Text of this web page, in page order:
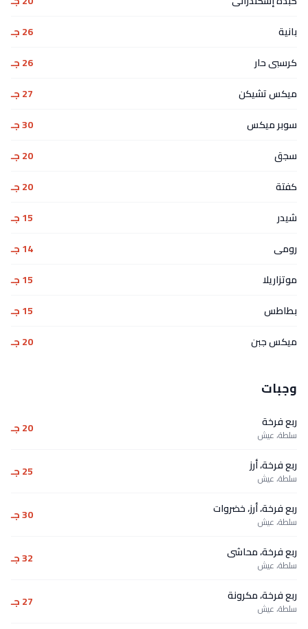
بانية
26 جـ
كرسبى حار
26 جـ
ميكس تشيكن
27 جـ
سوبر ميكس
30 جـ
سجق
20 جـ
كفتة
20 جـ
شيدر
15 جـ
رومى
14 جـ
موتزاريلا
15 جـ
بطاطس
15 جـ
ميكس جبن
20 جـ
وجبات
ربع فرخة
سلطة، عيش 20 جـ
ربع فرخة، أرز
سلطة، عيش 25 جـ
ربع فرخة، أرز، خضروات
سلطة، عيش 30 جـ
ربع فرخة، محاشى
سلطة، عيش 32 جـ
ربع فرخة، مكرونة
سلطة، عيش 27 جـ